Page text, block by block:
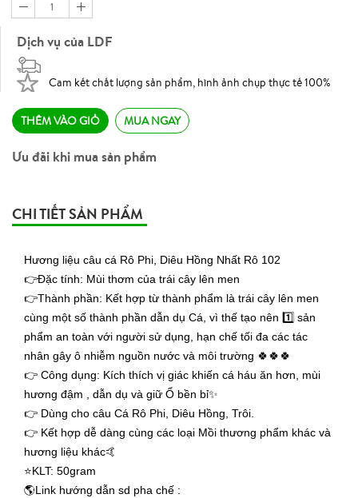
1
Dịch vụ của LDF
Cam kết chất lượng sản phẩm, hình ảnh chụp thực tế 100%
THÊM VÀO GIỎ MUA NGAY
Ưu đãi khi mua sản phẩm
CHI TIẾT SẢN PHẨM
Hương liệu câu cá Rô Phi, Diêu Hồng Nhất Rô 102
👉Đặc tính: Mùi thơm của trái cây lên men
👉Thành phần: Kết hợp từ thành phẩm là trái cây lên men
cùng một số thành phần dẫn dụ Cá, vì thế tạo nên 1️⃣ sản
phẩm an toàn với người sử dụng, hạn chế tối đa các tác
nhân gây ô nhiễm nguồn nước và môi trường 🍀🍀🍀
👉 Công dụng: Kích thích vị giác khiến cá háu ăn hơn, mùi
hương đậm , dẫn dụ và giữ Ổ bền bỉ✨
👉 Dùng cho câu Cá Rô Phi, Diêu Hồng, Trôi.
👉 Kết hợp dễ dàng cùng các loại Mồi thương phẩm khác và
hương liệu khác🤙
⭐️KLT: 50gram
🌎Link hướng dẫn sd pha chế :